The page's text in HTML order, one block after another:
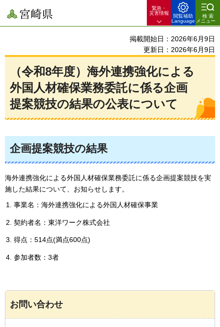
宮崎県
緊急・
災害情報
閲覧補助
Language
検索
メニュー
掲載開始日：2026年6月9日
更新日：2026年6月9日
（令和8年度）海外連携強化による
外国人材確保業務委託に係る企画
提案競技の結果の公表について
企画提案競技の結果
海外連携強化による外国人材確保業務委託に係る企画提案競技を実
施した結果について、お知らせします。
事業名：海外連携強化による外国人材確保事業
契約者名：東洋ワーク株式会社
得点：514点(満点600点)
参加者数：3者
お問い合わせ